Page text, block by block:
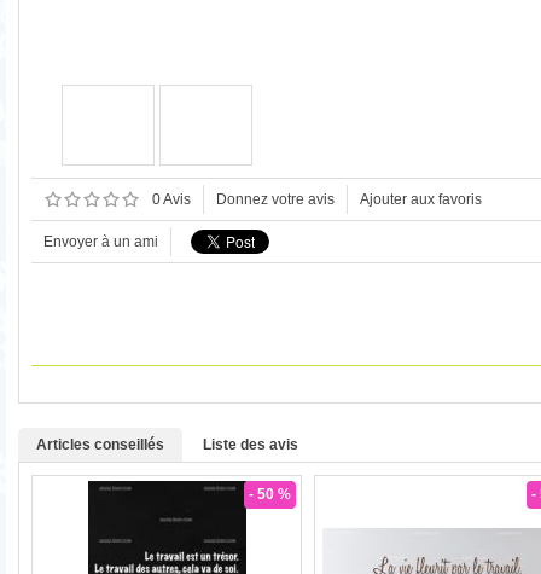
0 Avis Donnez votre avis Ajouter aux favoris
Envoyer à un ami
Articles conseillés Liste des avis
- 50 % -